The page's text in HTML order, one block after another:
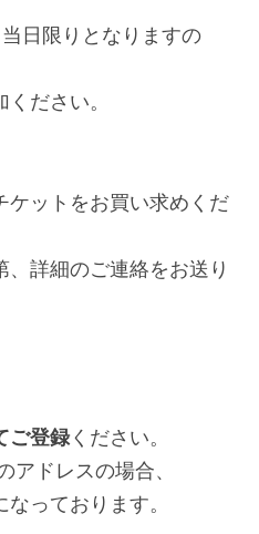
日限りとなりますの
ださい。
ケットをお買い求めくだ
詳細のご連絡をお送り
ご登録ください。
ドレスの場合、
っております。